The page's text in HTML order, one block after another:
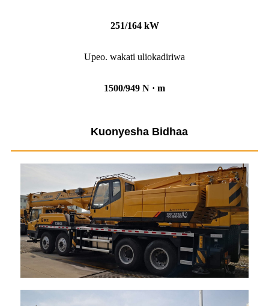
251/164 kW
Upeo. wakati uliokadiriwa
1500/949 N · m
Kuonyesha Bidhaa